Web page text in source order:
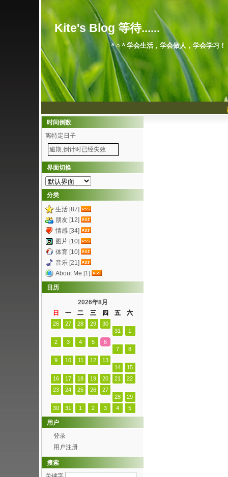
Kite's Blog 等待......
＾○＾学会生活，学会做人，学会学习！
时间倒数
离特定日子
逾期,倒计时已经失效
界面切换
分类
生活 [87]
朋友 [12]
情感 [34]
图片 [10]
体育 [10]
音乐 [21]
About Me [1]
日历
2026年8月
日
一 二 三 四 五 六
26 27 28 29
30
31
1
2
3 4 5
6
7
8
9
10 11 12
13
14
15
16
17 18 19 20 21
22
23
24 25 26
27
28
29
30
31 1 2 3 4 5
用户
登录
用户注册
搜索